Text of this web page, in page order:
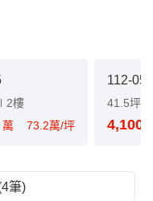
2樓
萬 73.2萬/坪
112-05
41.5坪
4,100
筆)